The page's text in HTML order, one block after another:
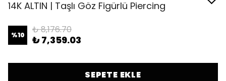
14K ALTIN | Taşlı Göz Figürlü Piercing
%10 ₺ 8,176.70
₺ 7,359.03
SEPETE EKLE